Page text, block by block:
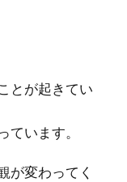
とが起きてい
います。
が変わってく